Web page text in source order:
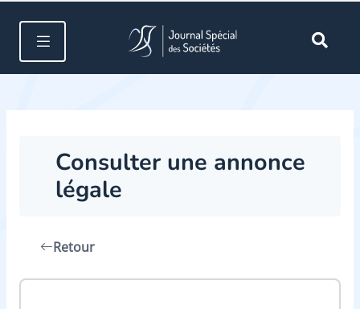
Consulter une annonce
légale
Retour